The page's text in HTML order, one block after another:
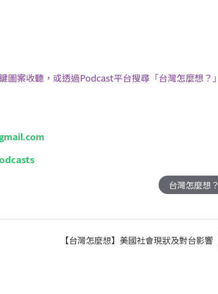
案收聽，或透過Podcast平台搜尋「台灣怎麼想？」
台灣怎麼想？
【台灣怎麼想】美國社會現狀及對台影響